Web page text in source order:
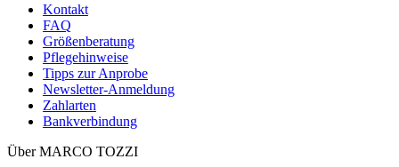
Kontakt
FAQ
Größenberatung
Pflegehinweise
Tipps zur Anprobe
Newsletter-Anmeldung
Zahlarten
Bankverbindung
Über MARCO TOZZI